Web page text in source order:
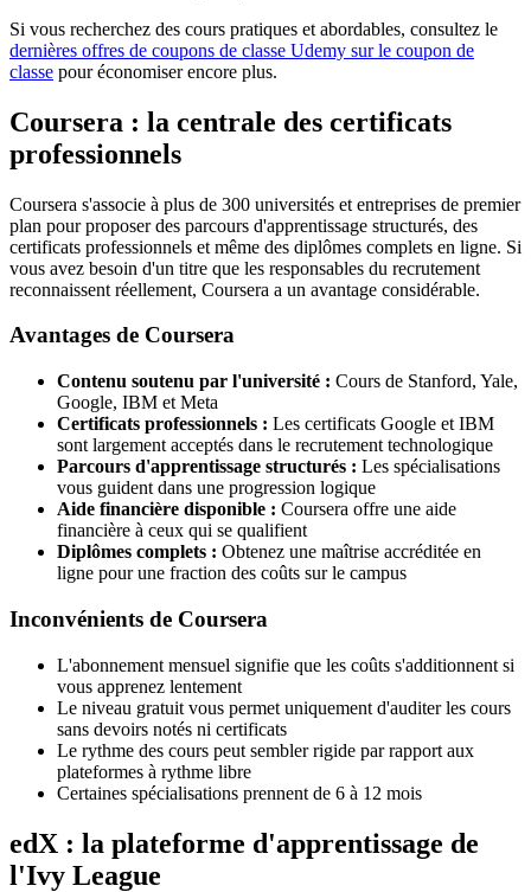
Si vous recherchez des cours pratiques et abordables, consultez le
dernières offres de coupons de classe Udemy sur le coupon de
classe pour économiser encore plus.
Coursera : la centrale des certificats
professionnels
Coursera s'associe à plus de 300 universités et entreprises de premier
plan pour proposer des parcours d'apprentissage structurés, des
certificats professionnels et même des diplômes complets en ligne. Si
vous avez besoin d'un titre que les responsables du recrutement
reconnaissent réellement, Coursera a un avantage considérable.
Avantages de Coursera
Contenu soutenu par l'université : Cours de Stanford, Yale,
Google, IBM et Meta
Certificats professionnels : Les certificats Google et IBM
sont largement acceptés dans le recrutement technologique
Parcours d'apprentissage structurés : Les spécialisations
vous guident dans une progression logique
Aide financière disponible : Coursera offre une aide
financière à ceux qui se qualifient
Diplômes complets : Obtenez une maîtrise accréditée en
ligne pour une fraction des coûts sur le campus
Inconvénients de Coursera
L'abonnement mensuel signifie que les coûts s'additionnent si
vous apprenez lentement
Le niveau gratuit vous permet uniquement d'auditer les cours
sans devoirs notés ni certificats
Le rythme des cours peut sembler rigide par rapport aux
plateformes à rythme libre
Certaines spécialisations prennent de 6 à 12 mois
edX : la plateforme d'apprentissage de
l'Ivy League